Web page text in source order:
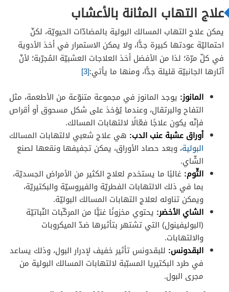
علاج التهاب المثانة بالأعشاب
يمكن علاج التهاب المسالك البولية بالمضادّات الحيويّة، لكنّ
احتماليّة عودتها كبيرة جدًّا، ولا يمكن الاستمرار في أخذ الأدوية
في كلّ مرّة؛ لذا من الأفضل أخذ العلاجات العشبيّة المُجرّبة؛ لأنّ
آثارها الجانبيّة قليلة جدًّا، ومنها ما يأتي:[3]
المانوز: يوجد المانوز في مجموعة متنوّعة من الأطعمة، مثل
التفاح والبرتقال، وعندما يُؤخذ على شكل مسحوق أو أقراص
فإنّه يكون علاجًا فعّالًا لالتهابات المسالك.
أوراق عشبة عنب الدب: هي علاج شعبي لالتهابات المسالك
البولية، وبعد حصاد الأوراق، يمكن تجفيفها ونقعها لصنع
الشّاي.
الثّوم: غالبًا ما يستخدم لعلاج الكثير من الأمراض الجسديّة،
بما في ذلك الالتهابات الفطريّة والفيروسيّة والبكتيريّة،
ويمكن تناوله لعلاج التهابات المسالك البوليّة.
الشاي الأخضر: يحتوي مخزونًا غنيًّا من المركّبات النّباتيّة
(البوليفينول) التي تشتهر بتأثيرها ضدّ الميكروبات
والالتهابات.
البقدونس: للبقدونس تأثير خفيف لإدرار البول، وذلك يساعد
في طرد البكتيريا المسبّبة لالتهابات المسالك البولية من
مجرى البول.